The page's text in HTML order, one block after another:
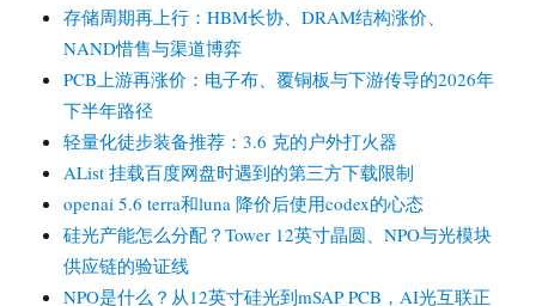
存储周期再上行：HBM长协、DRAM结构涨价、
NAND惜售与渠道博弈
PCB上游再涨价：电子布、覆铜板与下游传导的2026年
下半年路径
轻量化徒步装备推荐：3.6 克的户外打火器
AList 挂载百度网盘时遇到的第三方下载限制
openai 5.6 terra和luna 降价后使用codex的心态
硅光产能怎么分配？Tower 12英寸晶圆、NPO与光模块
供应链的验证线
NPO是什么？从12英寸硅光到mSAP PCB，AI光互联正